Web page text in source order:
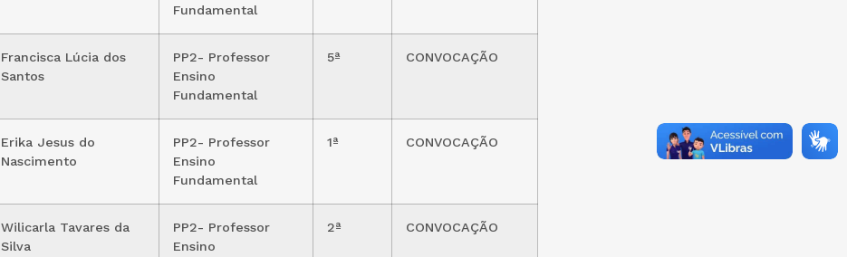
Fundamental
Francisca Lúcia dos
Santos
PP2- Professor
Ensino
Fundamental
5ª CONVOCAÇÃO
Erika Jesus do
Nascimento
PP2- Professor
Ensino
Fundamental
1ª CONVOCAÇÃO
Wilicarla Tavares da
Silva
PP2- Professor
Ensino
2ª CONVOCAÇÃO